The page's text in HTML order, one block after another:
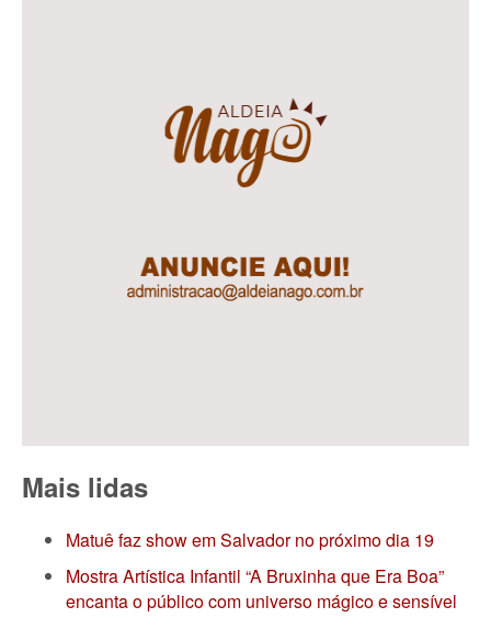
Mais lidas
Matuê faz show em Salvador no próximo dia 19
Mostra Artística Infantil “A Bruxinha que Era Boa”
encanta o público com universo mágico e sensível